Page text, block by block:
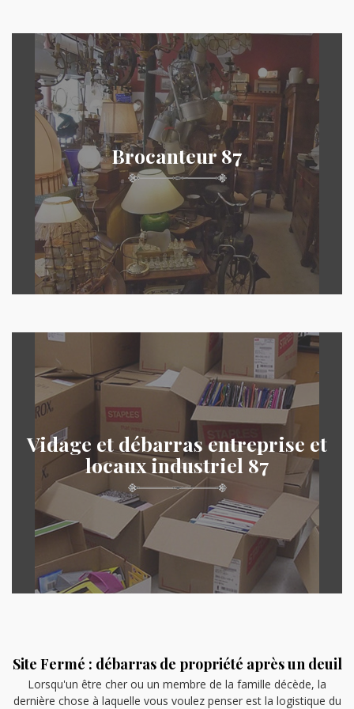
Brocanteur 87
Vidage et débarras entreprise et
locaux industriel 87
Site Fermé : débarras de propriété après un deuil
Lorsqu'un être cher ou un membre de la famille décède, la
dernière chose à laquelle vous voulez penser est la logistique du